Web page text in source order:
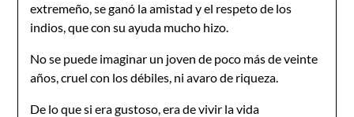
extremeño, se ganó la amistad y el respeto de los
indios, que con su ayuda mucho hizo.
No se puede imaginar un joven de poco más de veinte
años, cruel con los débiles, ni avaro de riqueza.
De lo que si era gustoso, era de vivir la vida